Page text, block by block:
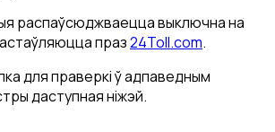
распаўсюджваецца выключна на
праз24Toll.com.
для праверкі ў адпаведным
даступная ніжэй.